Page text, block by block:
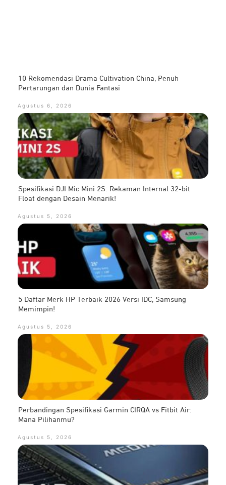
10 Rekomendasi Drama Cultivation China, Penuh
Pertarungan dan Dunia Fantasi
Agustus 6, 2026
Spesifikasi DJI Mic Mini 2S: Rekaman Internal 32-bit
Float dengan Desain Menarik!
Agustus 5, 2026
5 Daftar Merk HP Terbaik 2026 Versi IDC, Samsung
Memimpin!
Agustus 5, 2026
Perbandingan Spesifikasi Garmin CIRQA vs Fitbit Air:
Mana Pilihanmu?
Agustus 5, 2026